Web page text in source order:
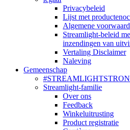
Privacybeleid
Lijst met
Algemene
Streamlight-beleid
inzendingen van
Vertaling Disclaimer
Naleving
Gemeenschap
Streamlight-familie
Over ons
Feedback
Winkeluitrusting
Product registratie